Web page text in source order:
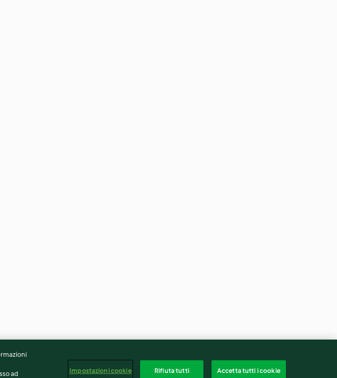
ad
Impostazioni cookie Rifiuta tutti Accetta tutti i cookie